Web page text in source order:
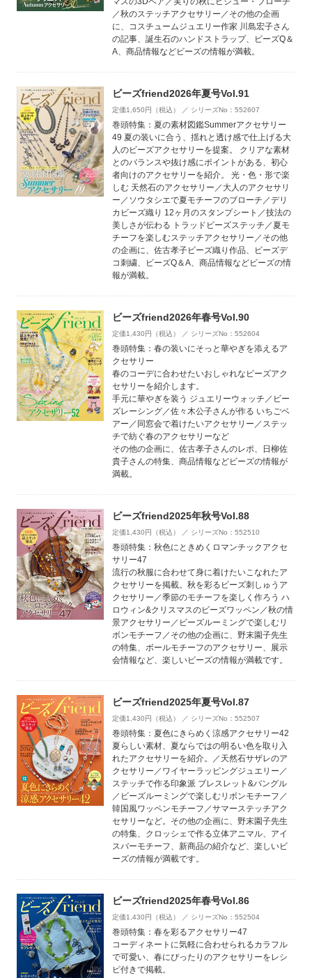
／秋のステッチアクセサリー／その他の企画
に、コスチュームジュエリー作家 川島宏子さん
の記事、誕生石のハンドストラップ、ビーズQ＆
A、商品情報などビーズの情報が満載。
ビーズfriend2026年夏号Vol.91
定価1,650円（税込） ／ シリーズNo：552607
巻頭特集：夏の素材図鑑Summerアクセサリー
49 夏の装いに合う、揺れと透け感で仕上げる大
人のビーズアクセサリーを提案。 クリアな素材
とのバランスや抜け感にポイントがある、初心
者向けのアクセサリーを紹介。 光・色・形で楽
しむ 天然石のアクセサリー／大人のアクセサリ
ー／ソウタシエで夏モチーフのブローチ／デリ
カビーズ織り 12ヶ月のスタンプシート／技法の
美しさが伝わる トラッドビーズステッチ／夏モ
チーフを楽しむステッチアクセサリー／その他
の企画に、佐古孝子ビーズ織り作品、ビーズデ
コ刺繍、ビーズQ＆A、商品情報などビーズの情
報が満載。
ビーズfriend2026年春号Vol.90
定価1,430円（税込） ／ シリーズNo：552604
巻頭特集：春の装いにそっと華やぎを添えるア
クセサリー
春のコーデに合わせたいおしゃれなビーズアク
セサリーを紹介します。
手元に華やぎを装う ジュエリーウォッチ／ビー
ズレーシング／佐々木公子さんが作る いちごベ
アー／同窓会で着けたいアクセサリー／ステッ
チで紡ぐ春のアクセサリーなど
その他の企画に、佐古孝子さんのレポ、日柳佐
貴子さんの特集、商品情報などビーズの情報が
満載。
ビーズfriend2025年秋号Vol.88
定価1,430円（税込） ／ シリーズNo：552510
巻頭特集：秋色にときめくロマンチックアクセ
サリー47
流行の秋服に合わせて身に着けたいこなれたア
クセサリーを掲載。秋を彩るビーズ刺しゅうア
クセサリー／季節のモチーフを楽しく作ろう ハ
ロウィン&クリスマスのビーズワッペン／秋の情
景アクセサリー／ビーズルーミングで楽しむリ
ボンモチーフ／その他の企画に、野末園子先生
の特集、ボールモチーフのアクセサリー、展示
会情報など、楽しいビーズの情報が満載です。
ビーズfriend2025年夏号Vol.87
定価1,430円（税込） ／ シリーズNo：552507
巻頭特集：夏色にきらめく涼感アクセサリー42
夏らしい素材、夏ならではの明るい色を取り入
れたアクセサリーを紹介。／天然石サザレのア
クセサリー／ワイヤーラッピングジュエリー／
ステッチで作る印象派 ブレスレット&バングル
／ビーズルーミングで楽しむリボンモチーフ／
韓国風ワッペンモチーフ／サマーステッチアク
セサリーなど。その他の企画に、野末園子先生
の特集、クロッシェで作る立体アニマル、アイ
スバーモチーフ、新商品の紹介など、楽しいビ
ーズの情報が満載です。
ビーズfriend2025年春号Vol.86
定価1,430円（税込） ／ シリーズNo：552504
巻頭特集：春を彩るアクセサリー47
コーディネートに気軽に合わせられるカラフル
で可愛い、春にぴったりのアクセサリーをレシ
ピ付きで掲載。